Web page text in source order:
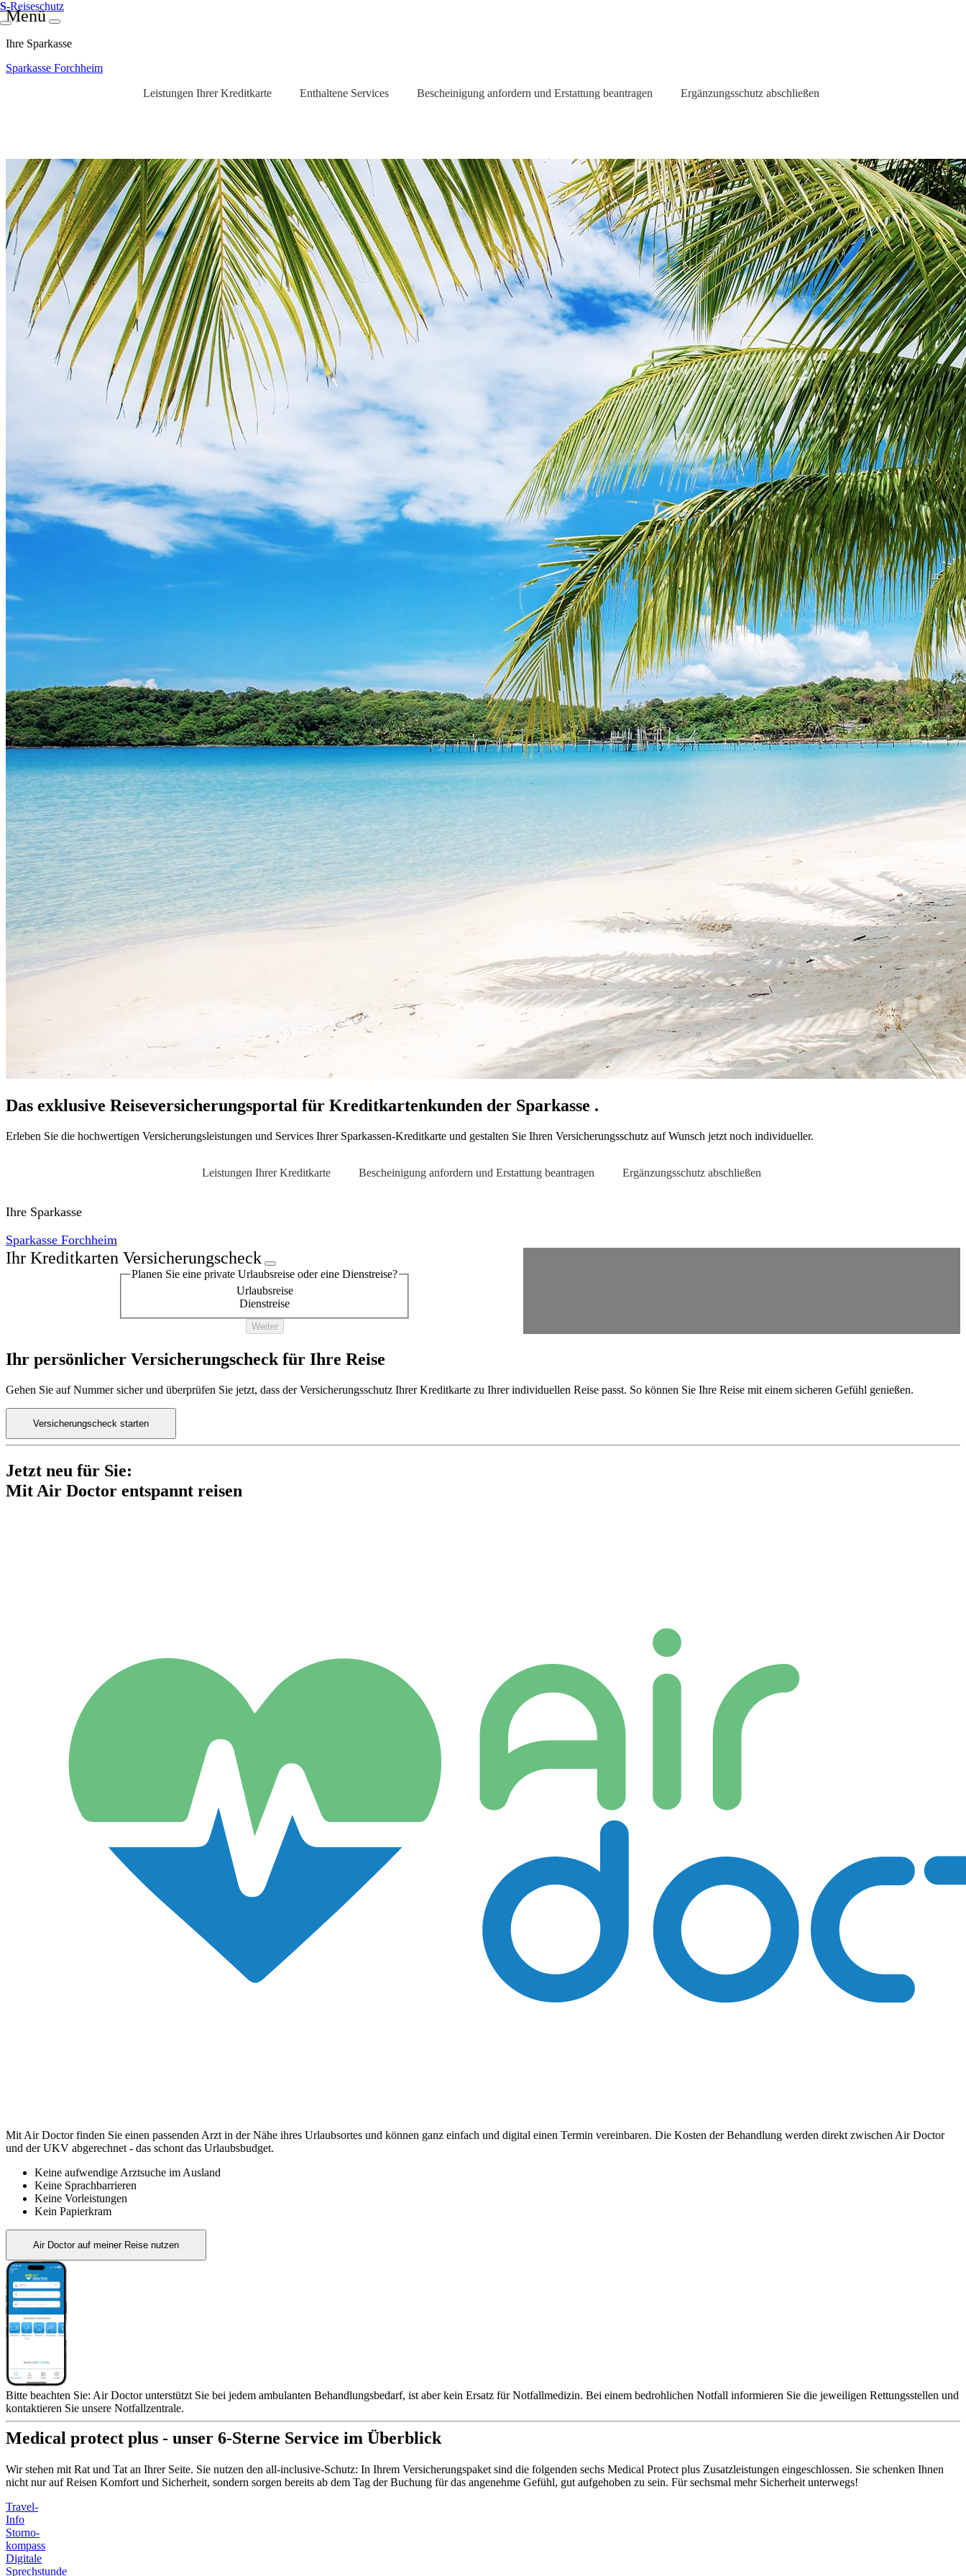
S-Reiseschutz
Menü
Ihre Sparkasse
Sparkasse Forchheim
Leistungen Ihrer Kreditkarte Enthaltene Services Bescheinigung anfordern und Erstattung beantragen Ergänzungsschutz abschließen
Das exklusive Reiseversicherungsportal für Kreditkartenkunden der Sparkasse .
Erleben Sie die hochwertigen Versicherungsleistungen und Services Ihrer Sparkassen-Kreditkarte und gestalten Sie Ihren Versicherungsschutz auf Wunsch jetzt noch individueller.
Leistungen Ihrer Kreditkarte Bescheinigung anfordern und Erstattung beantragen Ergänzungsschutz abschließen
Ihre Sparkasse
Sparkasse Forchheim
Ihr Kreditkarten Versicherungscheck
Planen Sie eine private Urlaubsreise oder eine Dienstreise?
Urlaubsreise
Dienstreise
Weiter
Ihr persönlicher Versicherungscheck für Ihre Reise
Gehen Sie auf Nummer sicher und überprüfen Sie jetzt, dass der Versicherungsschutz Ihrer Kreditkarte zu Ihrer individuellen Reise passt. So können Sie Ihre Reise mit einem sicheren Gefühl genießen.
Versicherungscheck starten
Jetzt neu für Sie:
Mit Air Doctor entspannt reisen
Mit Air Doctor finden Sie einen passenden Arzt in der Nähe ihres Urlaubsortes und können ganz einfach und digital einen Termin vereinbaren. Die Kosten der Behandlung werden direkt zwischen Air Doctor
und der UKV abgerechnet - das schont das Urlaubsbudget.
Keine aufwendige Arztsuche im Ausland
Keine Sprachbarrieren
Keine Vorleistungen
Kein Papierkram
Air Doctor auf meiner Reise nutzen
Bitte beachten Sie: Air Doctor unterstützt Sie bei jedem ambulanten Behandlungsbedarf, ist aber kein Ersatz für Notfallmedizin. Bei einem bedrohlichen Notfall informieren Sie die jeweiligen Rettungsstellen und
kontaktieren Sie unsere Notfallzentrale.
Medical protect plus - unser 6-Sterne Service im Überblick
Wir stehen mit Rat und Tat an Ihrer Seite. Sie nutzen den all-inclusive-Schutz: In Ihrem Versicherungspaket sind die folgenden sechs Medical Protect plus Zusatzleistungen eingeschlossen. Sie schenken Ihnen
nicht nur auf Reisen Komfort und Sicherheit, sondern sorgen bereits ab dem Tag der Buchung für das angenehme Gefühl, gut aufgehoben zu sein. Für sechsmal mehr Sicherheit unterwegs!
Travel-
Info
Storno-
kompass
Digitale
Sprechstunde